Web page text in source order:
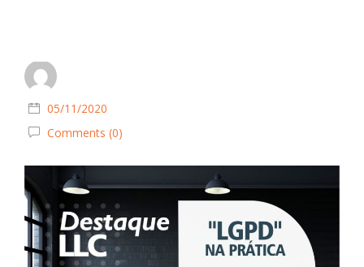
05/11/2020
Comments (0)